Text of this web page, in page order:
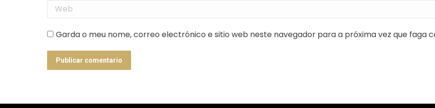
Web
Garda o meu nome, correo electrónico e sitio web neste navegador para a próxima vez que faga
Publicar comentario